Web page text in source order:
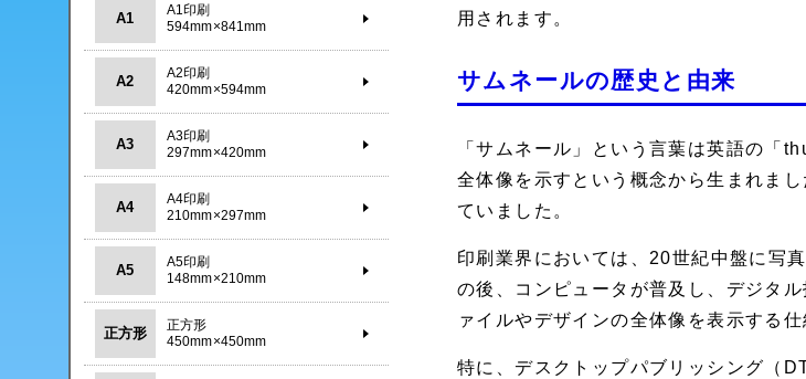
用されます。
サムネールの歴史と由来
「サムネール」という言葉は英語の「
全体像を示すという概念から生まれま
ていました。
印刷業界においては、20世紀中盤に写
の後、コンピュータが普及し、デジタ
ァイルやデザインの全体像を表示する
特に、デスクトップパブリッシング（
A1
A1印刷
594mm×841mm
A2
A2印刷
420mm×594mm
A3
A3印刷
297mm×420mm
A4
A4印刷
210mm×297mm
A5
A5印刷
148mm×210mm
正方形
正方形
450mm×450mm